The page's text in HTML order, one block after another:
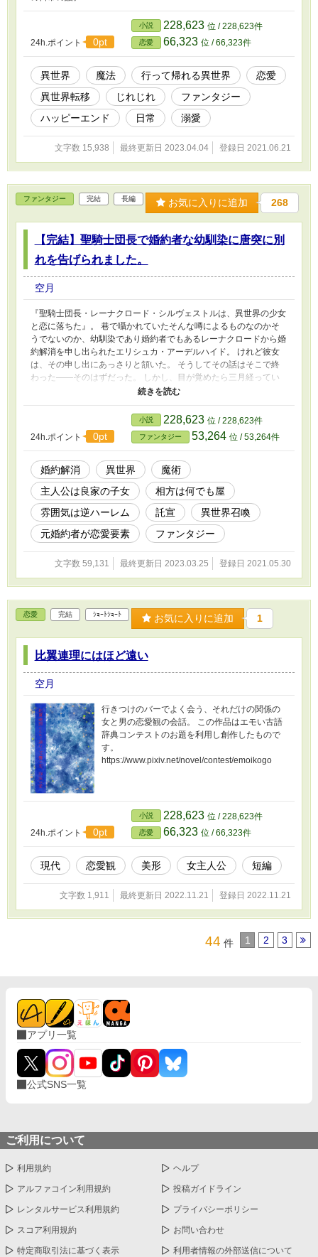
24h.ポイント 0pt
小説 228,623 位 / 228,623件
恋愛 66,323 位 / 66,323件
異世界 魔法 行って帰れる異世界
恋愛
異世界転移
じれじれ
ファンタジー
ハッピーエンド
日常 溺愛
文字数 15,938 最終更新日 2023.04.04 登録日 2021.06.21
ファンタジー 完結 長編 お気に入りに追加 268
【完結】聖騎士団長で婚約者な幼馴染に唐突に別
れを告げられました。
空月
『聖騎士団長・レーナクロード・シルヴェストルは、異世界の少女
と恋に落ちた』。 巷で囁かれていたそんな噂によるものなのかそ
うでないのか、幼馴染であり婚約者でもあるレーナクロードから婚
約解消を申し出られたエリシュカ・アーデルハイド。 けれど彼女
は、その申し出にあっさりと頷いた。 そうしてその話はそこで終
わった――そのはずだった。 しかし、目が覚めたら三月経ってい
たという異常事態に見舞われたエリシュカは、その元凶がレーナク
ロードだと聞き、『異世界の少女』と旅に出たという彼を連れ戻す
ことを決意する。 それが別れた婚約者に、無様に追いすがるよう
な真似に見えると承知の上で。
24h.ポイント
0pt
小説 228,623 位 / 228,623件
ファンタジー 53,264 位 / 53,264件
婚約解消 異世界
魔術
主人公は良家の子女
相方は何でも屋
雰囲気は逆ハーレム
託宣
異世界召喚
元婚約者が恋愛要素
ファンタジー
文字数 59,131 最終更新日 2023.03.25 登録日 2021.05.30
恋愛 完結 ｼｮｰﾄｼｮｰﾄ お気に入りに追加 1
比翼連理にはほど遠い
空月
行きつけのバーでよく会う、それだけの関係の
女と男の恋愛観の会話。 この作品はエモい古語
辞典コンテストのお題を利用し創作したもので
す。
https://www.pixiv.net/novel/contest/emoikogo
24h.ポイント 0pt
小説 228,623 位 / 228,623件
恋愛 66,323 位 / 66,323件
現代 恋愛観 美形 女主人公 短編
文字数 1,911 最終更新日 2022.11.21 登録日 2022.11.21
44 件 1 2 3
アプリ一覧
公式SNS一覧
ご利用について
利用規約 ヘルプ
アルファコイン利用規約 投稿ガイドライン
レンタルサービス利用規約 プライバシーポリシー
スコア利用規約 お問い合わせ
特定商取引法に基づく表示 利用者情報の外部送信について